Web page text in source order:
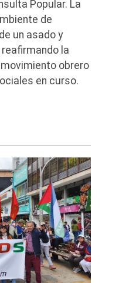
Popular. La
de
un asado y
la
obrero
en curso.